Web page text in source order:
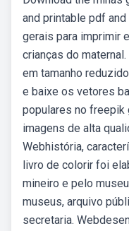
and printable pdf
gerais para imprimir
crianças do
em tamanho
e baixe os vetores
populares no freepik
imagens de alta
Webhistória,
livro de colorir foi
mineiro e pelo
museus, arquivo
secretaria.